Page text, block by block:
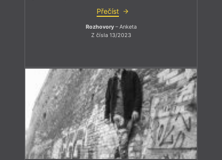
Přečíst
Rozhovory– Anketa
Z čísla 13/2023